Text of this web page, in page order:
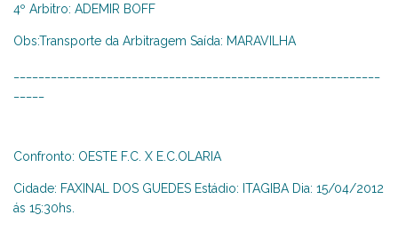
4º Arbitro: ADEMIR BOFF
Obs:Transporte da Arbitragem Saída: MARAVILHA
Confronto: OESTE F.C. X E.C.OLARIA
Cidade: FAXINAL DOS GUEDES Estádio: ITAGIBA Dia: 15/04/2012
ás 15:30hs.